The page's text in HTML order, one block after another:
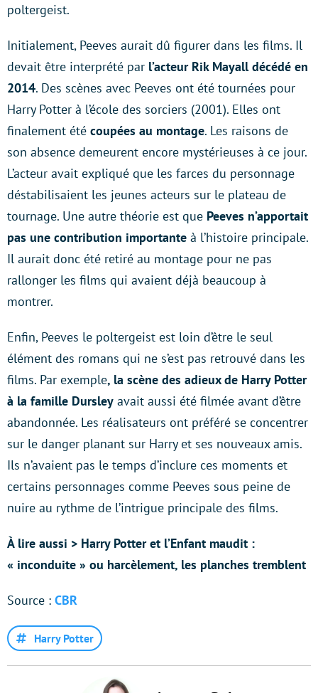
poltergeist.
Initialement, Peeves aurait dû figurer dans les films. Il
devait être interprété par l’acteur Rik Mayall décédé en
2014. Des scènes avec Peeves ont été tournées pour
Harry Potter à l’école des sorciers (2001). Elles ont
finalement été coupées au montage. Les raisons de
son absence demeurent encore mystérieuses à ce jour.
L’acteur avait expliqué que les farces du personnage
déstabilisaient les jeunes acteurs sur le plateau de
tournage. Une autre théorie est que Peeves n’apportait
pas une contribution importante à l’histoire principale.
Il aurait donc été retiré au montage pour ne pas
rallonger les films qui avaient déjà beaucoup à
montrer.
Enfin, Peeves le poltergeist est loin d’être le seul
élément des romans qui ne s’est pas retrouvé dans les
films. Par exemple, la scène des adieux de Harry Potter
à la famille Dursley avait aussi été filmée avant d’être
abandonnée. Les réalisateurs ont préféré se concentrer
sur le danger planant sur Harry et ses nouveaux amis.
Ils n’avaient pas le temps d’inclure ces moments et
certains personnages comme Peeves sous peine de
nuire au rythme de l’intrigue principale des films.
À lire aussi > Harry Potter et l’Enfant maudit :
« inconduite » ou harcèlement, les planches tremblent
Source : CBR
Harry Potter